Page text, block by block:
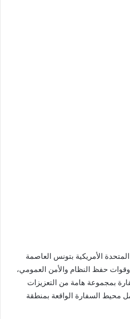
الأمريكية بتونس العاصمة
وقوات حفظ النظام والأمن العمومي،
بمجموعة هامة من التعزيزات
محيط السفارة الواقعة بمنطقة